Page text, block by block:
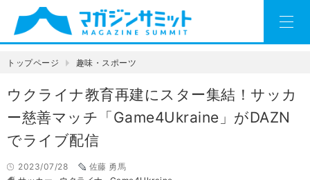
トップページ 趣味・スポーツ
ウクライナ教育再建にスター集結！サッカ
ー慈善マッチ「Game4Ukraine」がDAZN
でライブ配信
2023/07/28
佐藤 勇馬